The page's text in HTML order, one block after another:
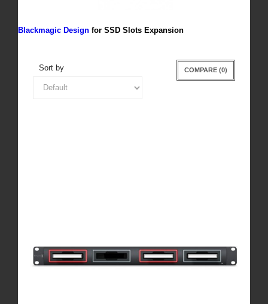
Blackmagic Design for SSD Slots Expansion
Sort by COMPARE (0)